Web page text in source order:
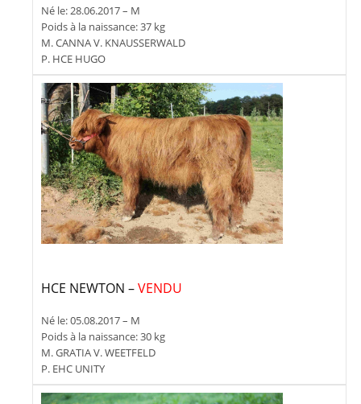
Né le: 28.06.2017 – M
Poids à la naissance: 37 kg
M. CANNA V. KNAUSSERWALD
P. HCE HUGO
HCE NEWTON –VENDU
Né le: 05.08.2017 – M
Poids à la naissance: 30 kg
M. GRATIA V. WEETFELD
P. EHC UNITY